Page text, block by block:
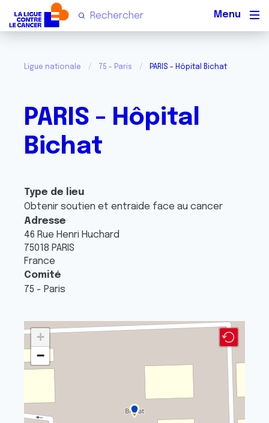
Ligue nationale 75 - Paris PARIS - Hôpital Bichat
PARIS - Hôpital
Bichat
Type de lieu
Obtenir soutien et entraide face au cancer
Adresse
46 Rue Henri Huchard
75018 PARIS
France
Comité
75 - Paris
+
−